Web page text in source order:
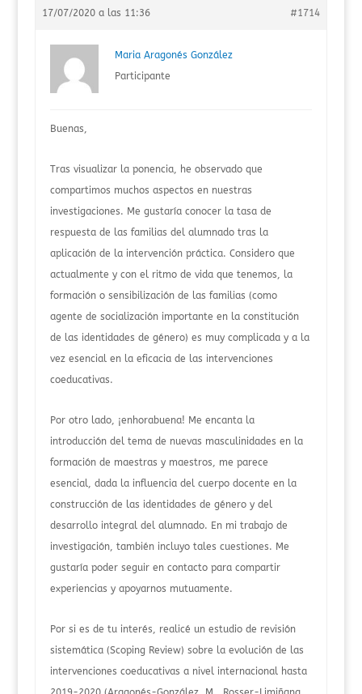
17/07/2020 a las 11:36 #1714
Maria Aragonés González
Participante
Buenas,
Tras visualizar la ponencia, he observado que
compartimos muchos aspectos en nuestras
investigaciones. Me gustaría conocer la tasa de
respuesta de las familias del alumnado tras la
aplicación de la intervención práctica. Considero que
actualmente y con el ritmo de vida que tenemos, la
formación o sensibilización de las familias (como
agente de socialización importante en la constitución
de las identidades de género) es muy complicada y a la
vez esencial en la eficacia de las intervenciones
coeducativas.
Por otro lado, ¡enhorabuena! Me encanta la
introducción del tema de nuevas masculinidades en la
formación de maestras y maestros, me parece
esencial, dada la influencia del cuerpo docente en la
construcción de las identidades de género y del
desarrollo integral del alumnado. En mi trabajo de
investigación, también incluyo tales cuestiones. Me
gustaría poder seguir en contacto para compartir
experiencias y apoyarnos mutuamente.
Por si es de tu interés, realicé un estudio de revisión
sistemática (Scoping Review) sobre la evolución de las
intervenciones coeducativas a nivel internacional hasta